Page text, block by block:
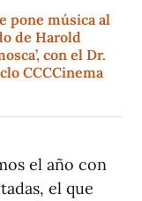
pone música al
de Harold
con el Dr.
CCCCinema
el año con
el que